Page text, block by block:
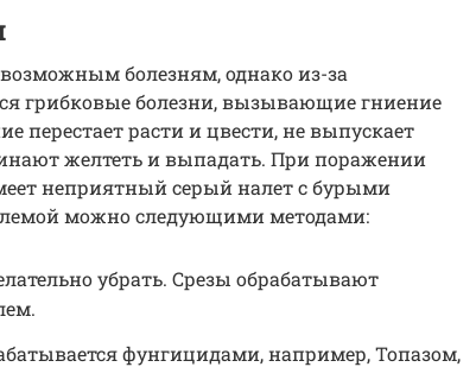
болезням, однако из-за
грибковые болезни, вызывающие гниение
перестает расти и цвести, не выпускает
желтеть и выпадать. При поражении
неприятный серый налет с бурыми
можно следующими методами:
убрать. Срезы обрабатывают
фунгицидами, например, Топазом,